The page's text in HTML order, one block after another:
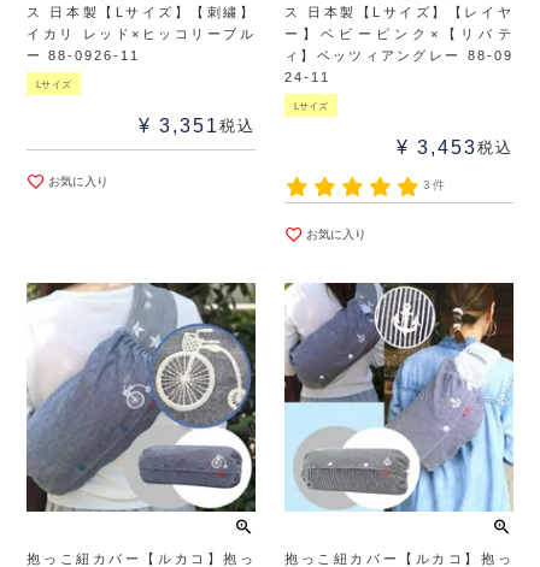
ス 日本製【Lサイズ】【刺繍】
イカリ レッド×ヒッコリーブル
ー 88-0926-11
Lサイズ
¥ 3,351 税込
お気に入り
ス 日本製【Lサイズ】【レイヤ
ー】ベビーピンク×【リバテ
ィ】ベッツィアングレー 88-09
24-11
Lサイズ
¥ 3,453税込
3件
お気に入り
抱っこ紐カバー【ルカコ】抱っ
抱っこ紐カバー【ルカコ】抱っ